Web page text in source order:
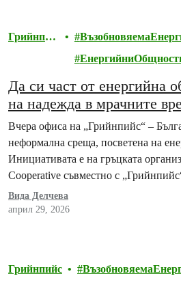
Грийнпий
Да си част от енергийна
на надежда в мрачните
живеем
Вчера офиса на „Грийнпийс“ –
неформална среща, посветена на
Инициативата е на гръцката
Cooperative съвместно с
Енергийна агенция…
Вида Делчева
април 29, 2026
Грийнпийс